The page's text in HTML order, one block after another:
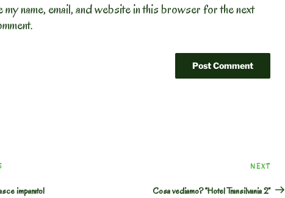
my name, email, and website in this browser for the next
imparato!
Next
Post
NEXT
Cosa vediamo? “Hotel Transilvania 2”